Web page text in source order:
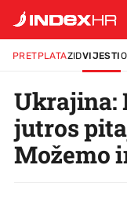
PRETPLATAZIDVIJESTI
Ukrajina:
jutros
Možemo